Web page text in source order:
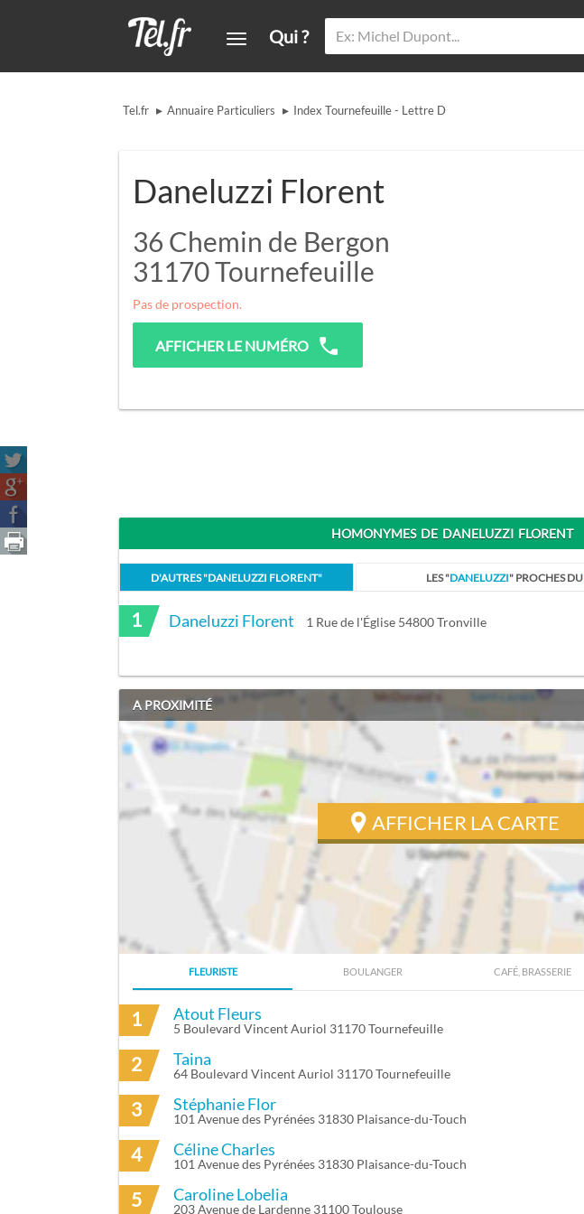
Qui ?
Tel.fr ▸ Annuaire Particuliers ▸ Index Tournefeuille - Lettre D
Daneluzzi Florent
36 Chemin de Bergon
31170Tournefeuille
Pas de prospection.
AFFICHER LE NUMÉRO
HOMONYMES DE DANELUZZI FLORENT
D'AUTRES "DANELUZZI FLORENT" LES "DANELUZZI" PROCHES DU
1 Daneluzzi Florent 1 Rue de l'Église 54800 Tronville
A PROXIMITÉ
AFFICHER LA CARTE
ITINÉRAIRE VERS DANELUZZI FLORENT À TOURNEFEUILLE
FLEURISTE BOULANGER CAFÉ, BRASSERIE
1 Atout Fleurs
5 Boulevard Vincent Auriol 31170 Tournefeuille
2 Taina
64 Boulevard Vincent Auriol 31170 Tournefeuille
3 Stéphanie Flor
101 Avenue des Pyrénées 31830 Plaisance-du-Touch
4 Céline Charles
101 Avenue des Pyrénées 31830 Plaisance-du-Touch
5 Caroline Lobelia
203 Avenue de Lardenne 31100 Toulouse